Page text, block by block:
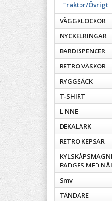
Traktor/Övrigt
VÄGGKLOCKOR
NYCKELRINGAR
BARDISPENCER
RETRO VÄSKOR
RYGGSÄCK
T-SHIRT
LINNE
DEKALARK
RETRO KEPSAR
BADGES MED
Smv
TÄNDARE